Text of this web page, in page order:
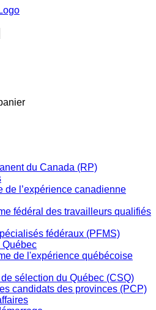
du Canada (RP)
de l’expérience canadienne
fédéral des travailleurs qualifiés
fédéraux (PFMS)
Québec
de l'expérience québécoise
sélection du Québec (CSQ)
candidats des provinces (PCP)